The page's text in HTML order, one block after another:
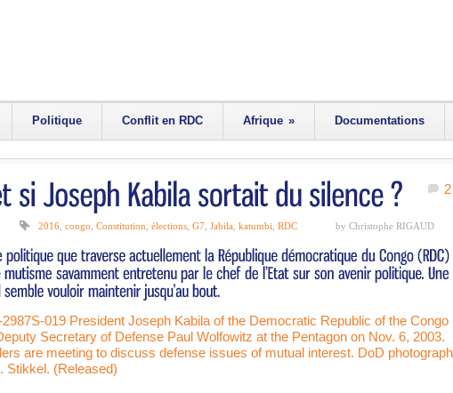
Politique Conflit en RDC Afrique » Documentations
2
2016 congo Constitution élections G7 Jabila katumbi RDC by Christophe RIGAUD